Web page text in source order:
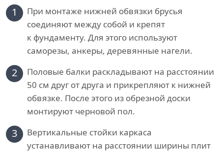
1
При монтаже нижней обвязки брусья
соединяют между собой и крепят
к фундаменту. Для этого используют
саморезы, анкеры, деревянные нагели.
2
Половые балки раскладывают на расстоянии
50 см друг от друга и прикрепляют к нижней
обвязке. После этого из обрезной доски
монтируют черновой пол.
3
Вертикальные стойки каркаса
устанавливают на расстоянии ширины плит